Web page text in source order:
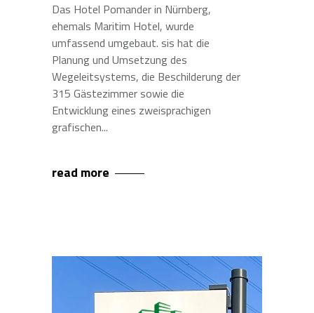
Das Hotel Pomander in Nürnberg,
ehemals Maritim Hotel, wurde
umfassend umgebaut. sis hat die
Planung und Umsetzung des
Wegeleitsystems, die Beschilderung der
315 Gästezimmer sowie die
Entwicklung eines zweisprachigen
grafischen
read more